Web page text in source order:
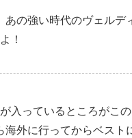
の強い時代のヴェルデ
！
入っているところがこ
外に行ってからベスト